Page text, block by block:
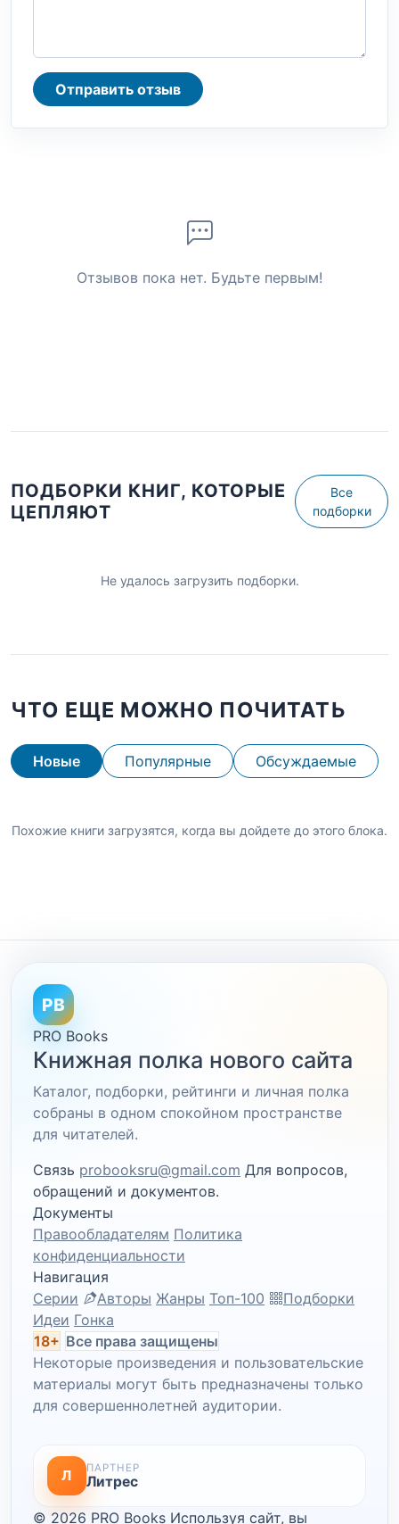
Отправить отзыв
Отзывов пока нет. Будьте первым!
ПОДБОРКИ КНИГ, КОТОРЫЕ
ЦЕПЛЯЮТ
Все
подборки
Не удалось загрузить подборки.
ЧТО ЕЩЕ МОЖНО ПОЧИТАТЬ
Новые Популярные Обсуждаемые
Похожие книги загрузятся, когда вы дойдете до этого блока.
PB
PRO Books
Книжная полка нового сайта
Каталог, подборки, рейтинги и личная полка
собраны в одном спокойном пространстве
для читателей.
Связь probooksru@gmail.com Для вопросов,
обращений и документов.
Документы
Правообладателям Политика
конфиденциальности
Навигация
Серии
Авторы Жанры Топ-100
Подборки
Идеи Гонка
18+ Все права защищены
Некоторые произведения и пользовательские
материалы могут быть предназначены только
для совершеннолетней аудитории.
Л ПАРТНЕР
Литрес
© 2026 PRO Books Используя сайт, вы